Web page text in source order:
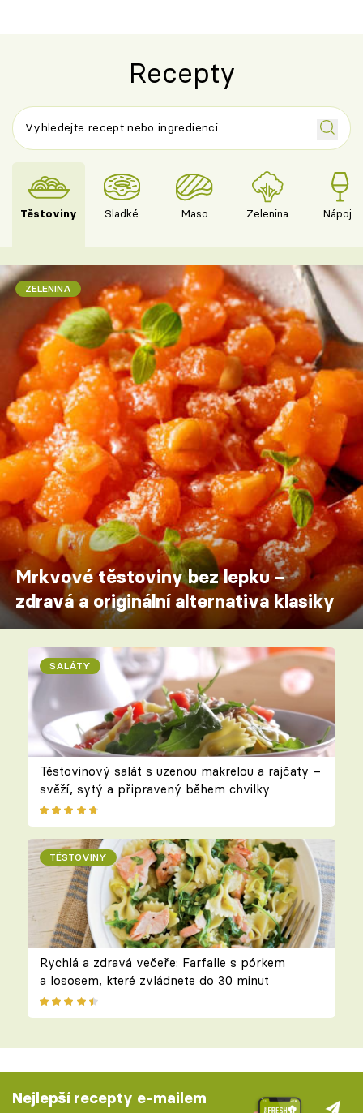
Recepty
Těstoviny Sladké Maso Zelenina Nápoje
ZELENINA
Mrkvové těstoviny bez lepku –
zdravá a originální alternativa klasiky
SALÁTY
Těstovinový salát s uzenou makrelou a rajčaty –
svěží, sytý a připravený během chvilky
TĚSTOVINY
Rychlá a zdravá večeře: Farfalle s pórkem
a lososem, které zvládnete do 30 minut
Nejlepší recepty e-mailem